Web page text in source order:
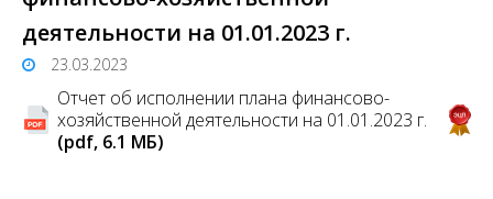
деятельности на 01.01.2023 г.
23.03.2023
Отчет об исполнении плана финансово-
хозяйственной деятельности на 01.01.2023 г.
(pdf, 6.1 MБ)